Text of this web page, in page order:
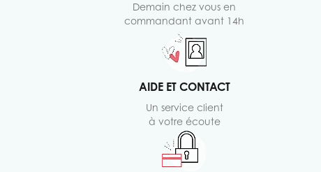
Demain chez vous en
commandant avant 14h
AIDE ET CONTACT
Un service client
à votre écoute